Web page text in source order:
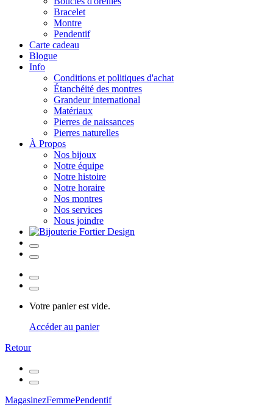
Bracelet
Montre
Pendentif
Carte cadeau
Blogue
Info
Conditions et politiques d'achat
Étanchéité des montres
Grandeur international
Matériaux
Pierres de naissances
Pierres naturelles
À Propos
Nos bijoux
Notre équipe
Notre histoire
Notre horaire
Nos montres
Nos services
Nous joindre
Votre panier est vide.
Accéder au panier
Retour
MagasinezFemmePendentif